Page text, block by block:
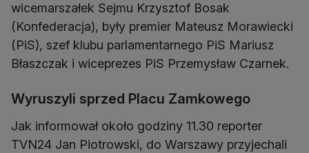
wicemarszałek Sejmu Krzysztof Bosak
(Konfederacja), były premier Mateusz Morawiecki
(PiS), szef klubu parlamentarnego PiS Mariusz
Błaszczak i wiceprezes PiS Przemysław Czarnek.
Wyruszyli sprzed Placu Zamkowego
Jak informował około godziny 11.30 reporter
TVN24 Jan Piotrowski, do Warszawy przyjechali